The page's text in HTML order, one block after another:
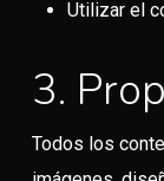
Utilizar el
3.
Todos los